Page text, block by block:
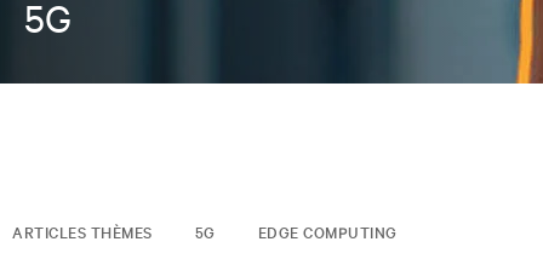
5G
ARTICLES THÈMES 5G EDGE COMPUTING